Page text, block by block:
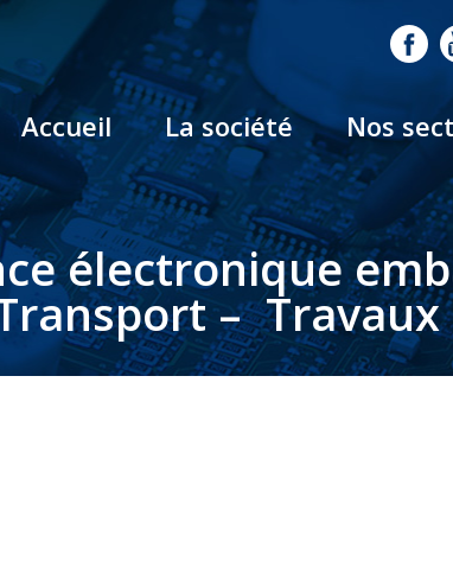
Accueil La société Nos
électronique
– Travaux